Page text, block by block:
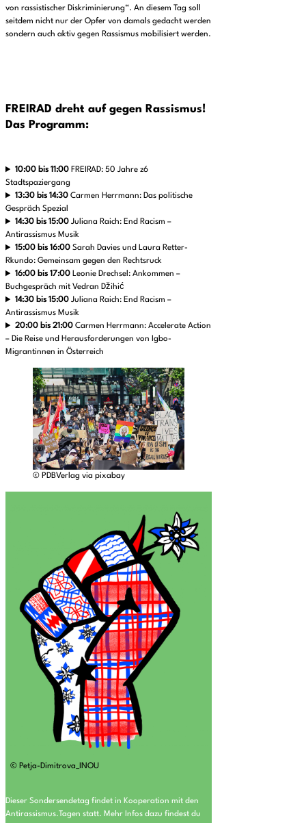
von rassistischer Diskriminierung“. An diesem Tag soll
seitdem nicht nur der Opfer von damals gedacht werden
sondern auch aktiv gegen Rassismus mobilisiert werden.
FREIRAD dreht auf gegen Rassismus!
Das Programm:
10:00 bis 11:00 FREIRAD: 50 Jahre z6
Stadtspaziergang
13:30 bis 14:30Carmen Herrmann: Das politische
Gespräch Spezial
14:30 bis 15:00 Juliana Raich: End Racism –
Antirassismus Musik
15:00 bis 16:00Sarah Davies und Laura Retter-
Rkundo: Gemeinsam gegen den Rechtsruck
16:00 bis 17:00Leonie Drechsel: Ankommen –
Buchgespräch mit Vedran Džihić
14:30 bis 15:00 Juliana Raich: End Racism –
Antirassismus Musik
20:00 bis 21:00Carmen Herrmann: Accelerate Action
– Die Reise und Herausforderungen von Igbo-
Migrantinnen in Österreich
© PDBVerlag via pixabay
© Petja-Dimitrova_INOU
Dieser Sondersendetag findet in Kooperation mit den
Antirassismus.Tagen statt. Mehr Infos dazu findest du